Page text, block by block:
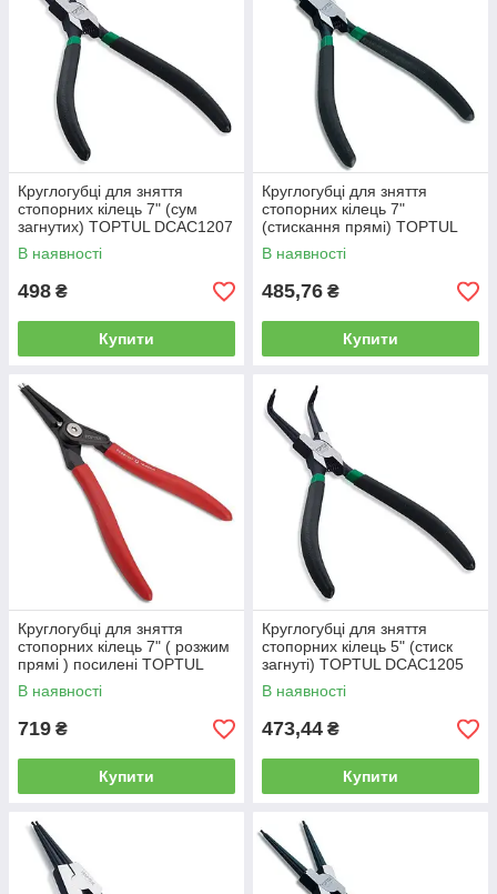
Круглогубці для зняття
стопорних кілець 7" (сум
загнутих) TOPTUL DCAC1207
В наявності
498 ₴
Купити
Круглогубці для зняття
стопорних кілець 7"
(стискання прямі) TOPTUL
DCAD1207
В наявності
485,76 ₴
Купити
Круглогубці для зняття
стопорних кілець 7" ( розжим
прямі ) посилені TOPTUL
DCBB1307
В наявності
719 ₴
Купити
Круглогубці для зняття
стопорних кілець 5" (стиск
загнуті) TOPTUL DCAC1205
В наявності
473,44 ₴
Купити